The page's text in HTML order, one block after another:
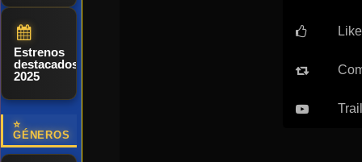
Estrenos
destacados
2025
⭐
GÉNEROS